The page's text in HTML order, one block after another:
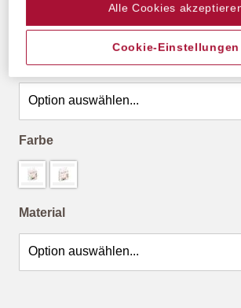
Größe
Farbe
Material
Alle Cookies
Cookie-Einstellungen